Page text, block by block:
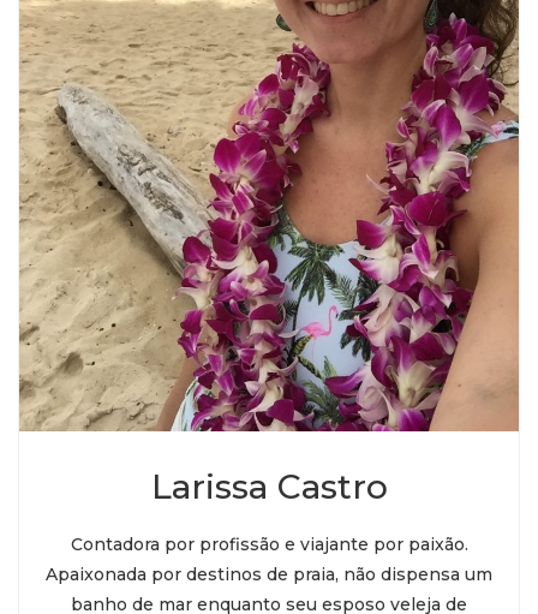
Larissa Castro
Contadora por profissão e viajante por paixão.
Apaixonada por destinos de praia, não dispensa um
banho de mar enquanto seu esposo veleja de